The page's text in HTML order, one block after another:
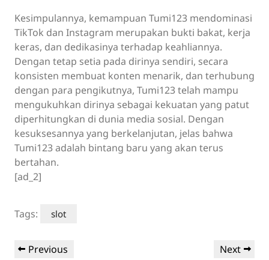
Kesimpulannya, kemampuan Tumi123 mendominasi
TikTok dan Instagram merupakan bukti bakat, kerja
keras, dan dedikasinya terhadap keahliannya.
Dengan tetap setia pada dirinya sendiri, secara
konsisten membuat konten menarik, dan terhubung
dengan para pengikutnya, Tumi123 telah mampu
mengukuhkan dirinya sebagai kekuatan yang patut
diperhitungkan di dunia media sosial. Dengan
kesuksesannya yang berkelanjutan, jelas bahwa
Tumi123 adalah bintang baru yang akan terus
bertahan.
[ad_2]
Tags: slot
Post
Previous
Previous
Next
Next